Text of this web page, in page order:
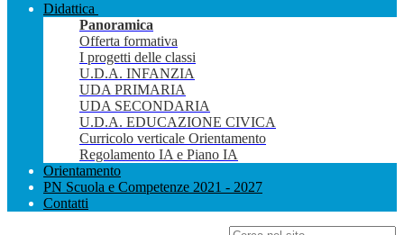
Didattica
Panoramica
Offerta formativa
I progetti delle classi
U.D.A. INFANZIA
UDA PRIMARIA
UDA SECONDARIA
U.D.A. EDUCAZIONE CIVICA
Curricolo verticale Orientamento
Regolamento IA e Piano IA
Orientamento
PN Scuola e Competenze 2021 - 2027
Contatti